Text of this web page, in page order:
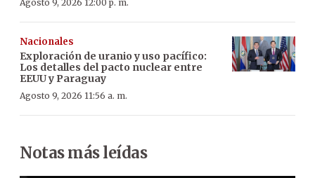
Agosto 9, 2026 12:00 p. m.
Nacionales
Exploración de uranio y uso pacífico:
Los detalles del pacto nuclear entre
EEUU y Paraguay
Agosto 9, 2026 11:56 a. m.
Notas más leídas